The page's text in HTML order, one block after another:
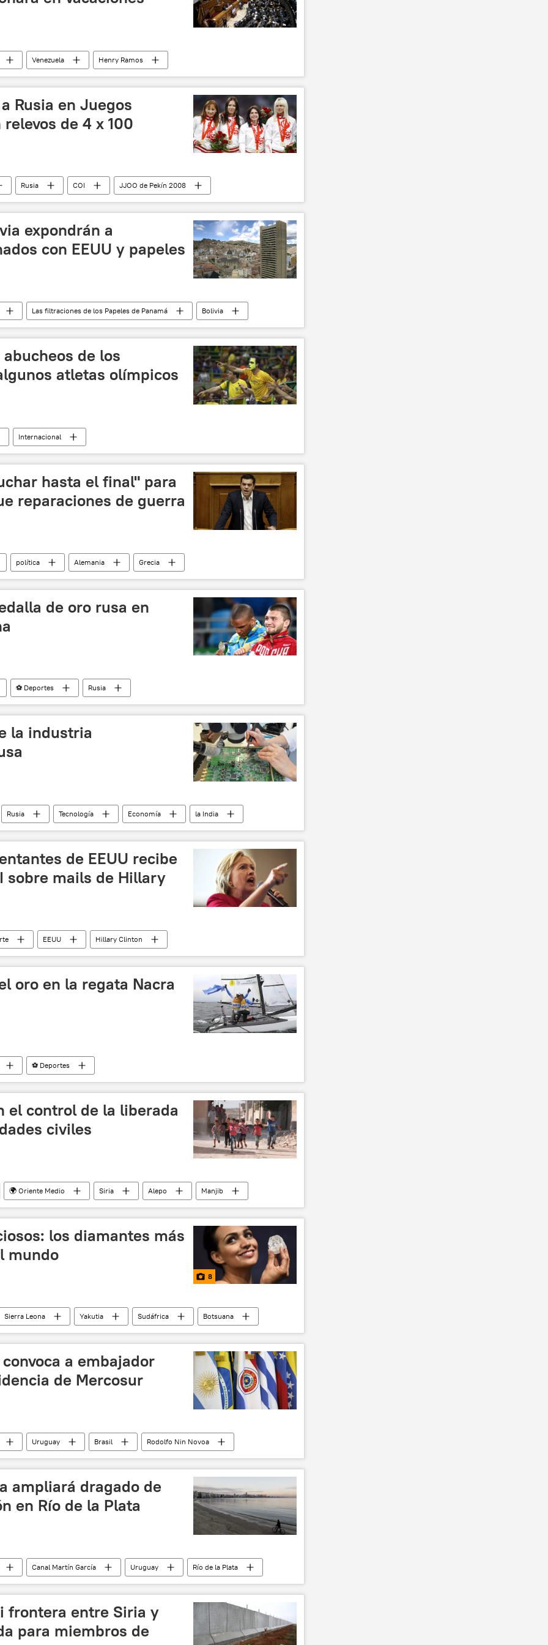
Venezuela
Henry Ramos
noticias
Rusia en Juegos
de 4 x 100
Rusia COI
JJOO de Pekín 2008
expondrán a
con EEUU y papeles
Las filtraciones de los Papeles de Panamá
Bolivia
noticias
de los
atletas olímpicos
Internacional
Río de Janeiro
JJOO de Río de Janeiro de 2016
hasta el final" para
reparaciones de guerra
política Alemania
Grecia
de oro rusa en
⚽ Deportes
Rusia
de Janeiro 2016
Ucrania
Davit Chakvetadze
la industria
Rusia Tecnología Economía
la India
noticias
de EEUU recibe
sobre mails de Hillary
EEUU
Hillary Clinton
noticias
oro en la regata Nacra
⚽ Deportes
de Janeiro 2016
Argentina
el control de la liberada
civiles
🌍 Oriente Medio Siria Alepo
Manjib
ISIS noticias
los diamantes más
mundo
8
Sierra Leona Yakutia Sudáfrica
Botsuana
de Moscú
Alrosa diamantes
a embajador
de Mercosur
Uruguay Brasil
Rodolfo Nin Novoa
ampliará dragado de
en Río de la Plata
Canal Martín García Uruguay
Río de la Plata
Comisión Administradora del Río de la Plata (CARP)
frontera entre Siria y
para miembros de